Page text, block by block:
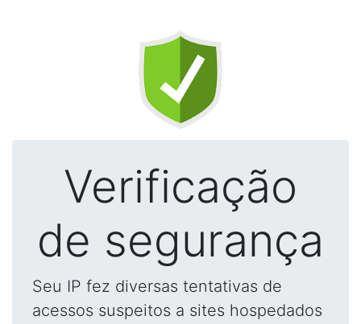
Verificação
de segurança
Seu IP fez diversas tentativas de
acessos suspeitos a sites hospedados